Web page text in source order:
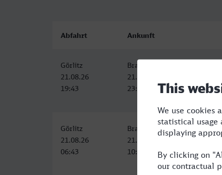
Abfahrt Ankunft
Görlitz
21.08.26
19:43
Brandenburg Hbf
21.08.26
23:54
Görlitz
21.08.26
06:43
Brandenburg Hbf
21.08.26
10:57